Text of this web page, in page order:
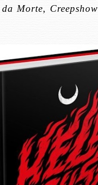
Morte, Creepshow